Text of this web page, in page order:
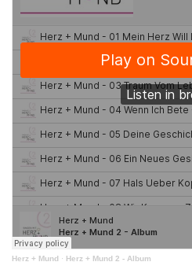
Herz + Mund · Herz + Mund 2 - Album